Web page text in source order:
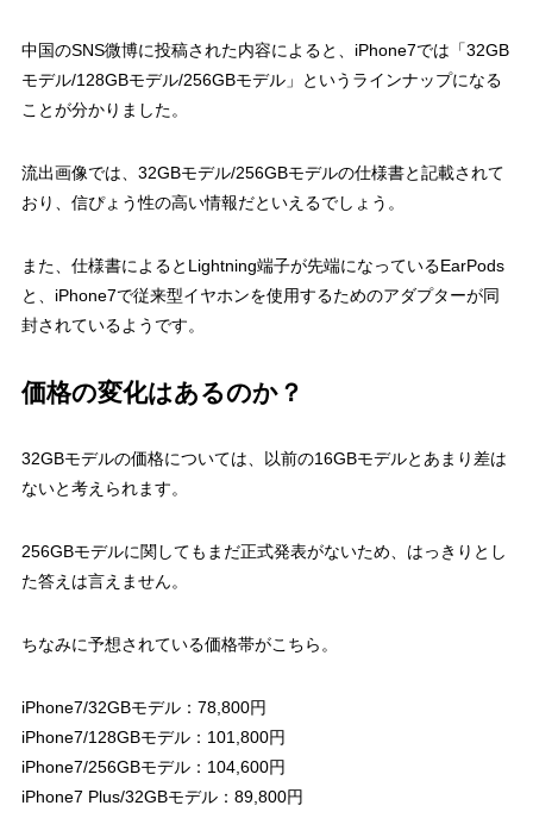
中国のSNS微博に投稿された内容によると、iPhone7では「32GB
モデル/128GBモデル/256GBモデル」というラインナップになる
ことが分かりました。
流出画像では、32GBモデル/256GBモデルの仕様書と記載されて
おり、信ぴょう性の高い情報だといえるでしょう。
また、仕様書によるとLightning端子が先端になっているEarPods
と、iPhone7で従来型イヤホンを使用するためのアダプターが同
封されているようです。
価格の変化はあるのか？
32GBモデルの価格については、以前の16GBモデルとあまり差は
ないと考えられます。
256GBモデルに関してもまだ正式発表がないため、はっきりとし
た答えは言えません。
ちなみに予想されている価格帯がこちら。
iPhone7/32GBモデル：78,800円
iPhone7/128GBモデル：101,800円
iPhone7/256GBモデル：104,600円
iPhone7 Plus/32GBモデル：89,800円